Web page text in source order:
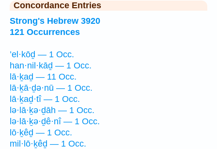
Concordance Entries
Strong's Hebrew 3920
121 Occurrences
’el·kōḏ — 1 Occ.
han·nil·kāḏ — 1 Occ.
lā·ḵaḏ — 11 Occ.
lā·ḵā·ḏə·nū — 1 Occ.
lā·ḵaḏ·tî — 1 Occ.
lə·lā·ḵə·ḏāh — 1 Occ.
lə·lā·ḵə·ḏê·nî — 1 Occ.
lō·ḵêḏ — 1 Occ.
mil·lō·ḵêḏ — 1 Occ.